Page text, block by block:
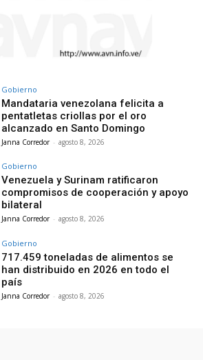
Gobierno
Mandataria venezolana felicita a
pentatletas criollas por el oro
alcanzado en Santo Domingo
Janna Corredor - agosto 8, 2026
Gobierno
Venezuela y Surinam ratificaron
compromisos de cooperación y apoyo
bilateral
Janna Corredor - agosto 8, 2026
Gobierno
717.459 toneladas de alimentos se
han distribuido en 2026 en todo el
país
Janna Corredor - agosto 8, 2026